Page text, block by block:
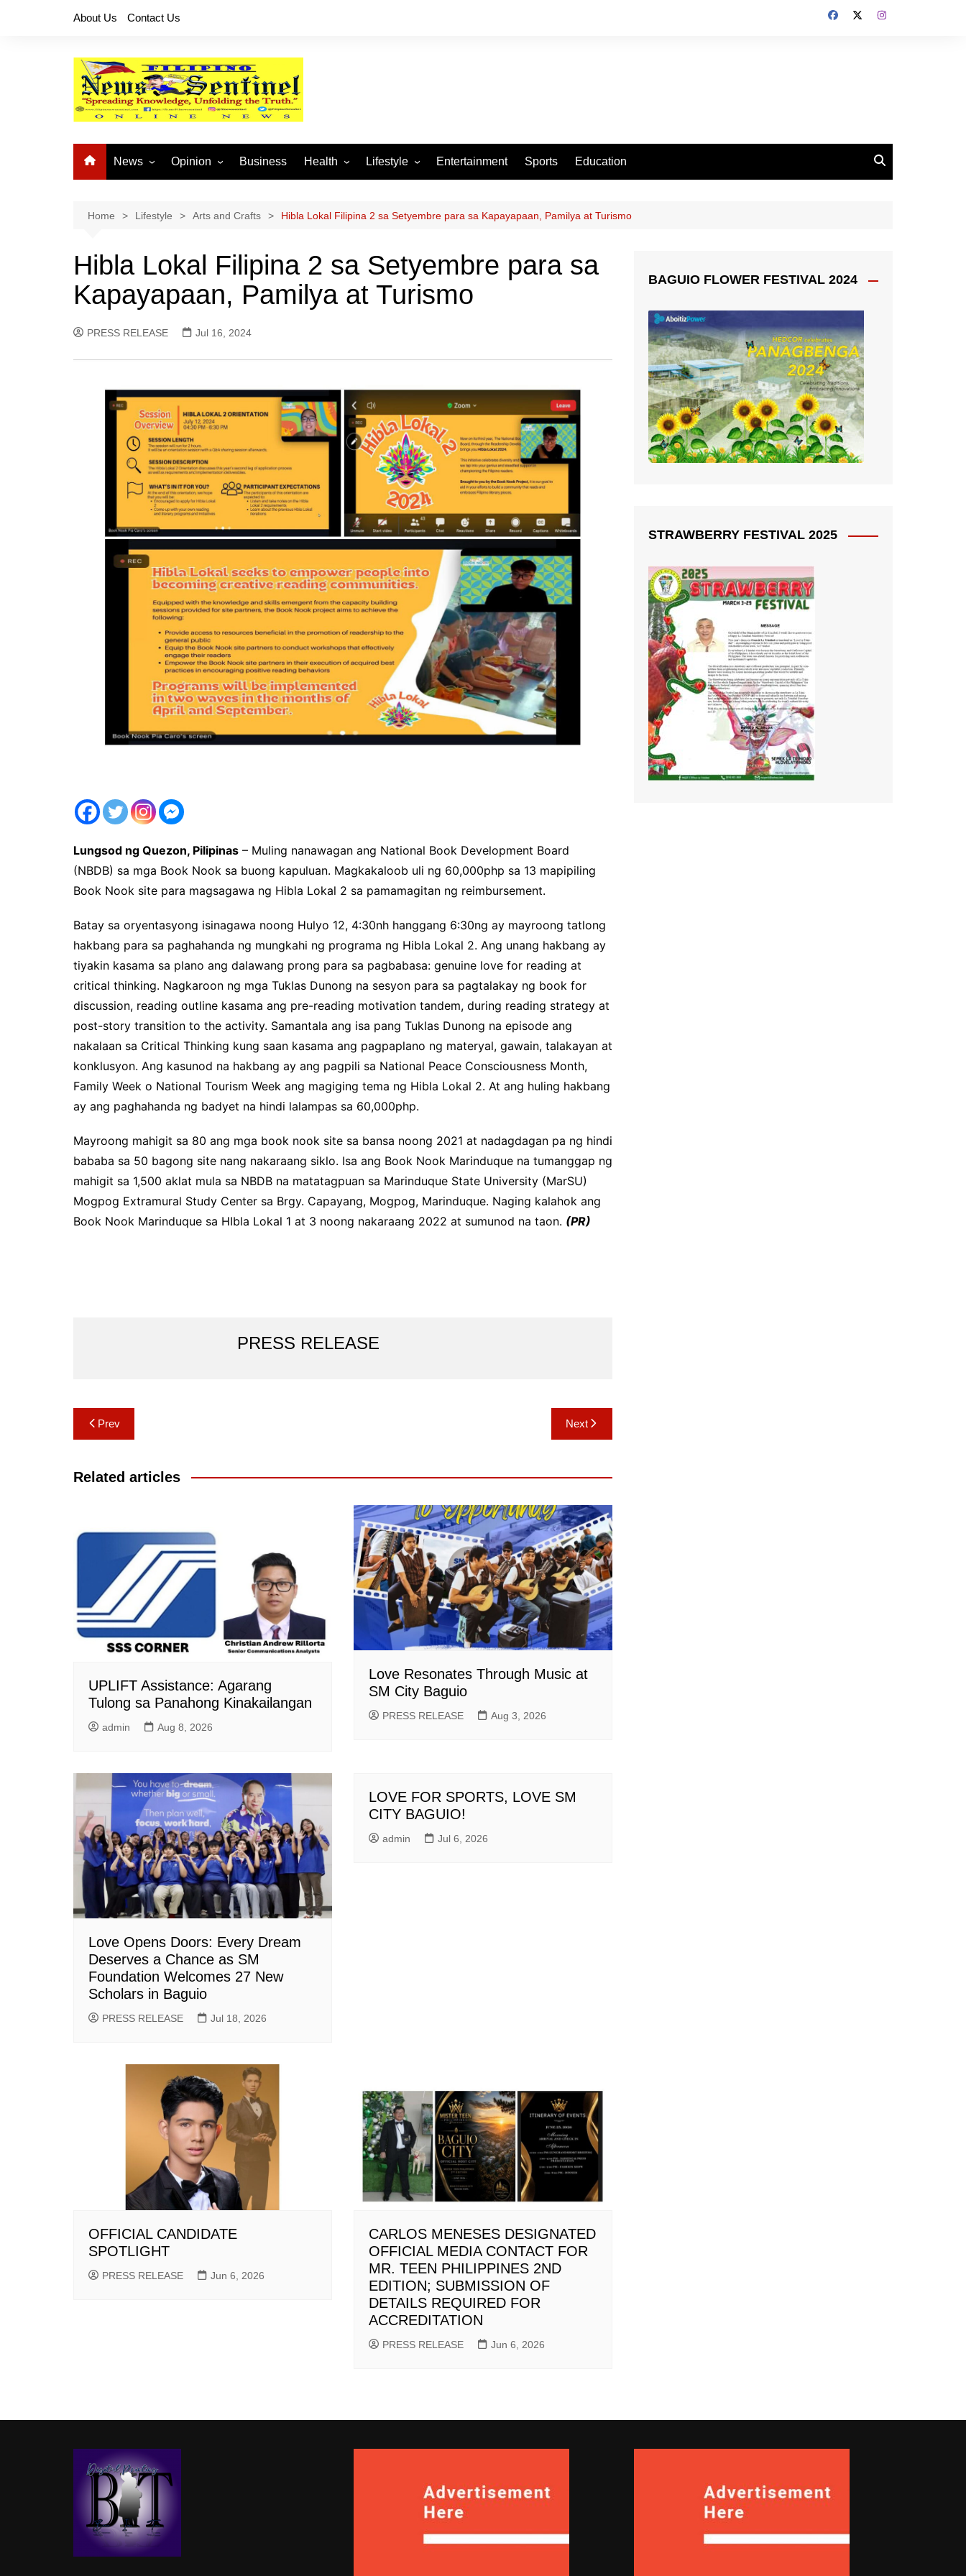
About Us Contact Us
News
National News
Provincial News
Opinion
Buhay OFW
Business Health Lifestyle
Arts and Crafts
Fashion
Home and Parenting
Entertainment Sports Education
Home Lifestyle Arts and Crafts Hibla Lokal Filipina 2 sa Setyembre para sa Kapayapaan, Pamilya at Turismo
Hibla Lokal Filipina 2 sa Setyembre para sa
Kapayapaan, Pamilya at Turismo
PRESS RELEASE Jul 16, 2024
Lungsod ng Quezon, Pilipinas – Muling nanawagan ang National Book Development Board
(NBDB) sa mga Book Nook sa buong kapuluan. Magkakaloob uli ng 60,000php sa 13 mapipiling
Book Nook site para magsagawa ng Hibla Lokal 2 sa pamamagitan ng reimbursement.
Batay sa oryentasyong isinagawa noong Hulyo 12, 4:30nh hanggang 6:30ng ay mayroong tatlong
hakbang para sa paghahanda ng mungkahi ng programa ng Hibla Lokal 2. Ang unang hakbang ay
tiyakin kasama sa plano ang dalawang prong para sa pagbabasa: genuine love for reading at
critical thinking. Nagkaroon ng mga Tuklas Dunong na sesyon para sa pagtalakay ng book for
discussion, reading outline kasama ang pre-reading motivation tandem, during reading strategy at
post-story transition to the activity. Samantala ang isa pang Tuklas Dunong na episode ang
nakalaan sa Critical Thinking kung saan kasama ang pagpaplano ng materyal, gawain, talakayan at
konklusyon. Ang kasunod na hakbang ay ang pagpili sa National Peace Consciousness Month,
Family Week o National Tourism Week ang magiging tema ng Hibla Lokal 2. At ang huling hakbang
ay ang paghahanda ng badyet na hindi lalampas sa 60,000php.
Mayroong mahigit sa 80 ang mga book nook site sa bansa noong 2021 at nadagdagan pa ng hindi
bababa sa 50 bagong site nang nakaraang siklo. Isa ang Book Nook Marinduque na tumanggap ng
mahigit sa 1,500 aklat mula sa NBDB na matatagpuan sa Marinduque State University (MarSU)
Mogpog Extramural Study Center sa Brgy. Capayang, Mogpog, Marinduque. Naging kalahok ang
Book Nook Marinduque sa HIbla Lokal 1 at 3 noong nakaraang 2022 at sumunod na taon. (PR)
PRESS RELEASE
Post
navigation
Prev Next
Related articles
UPLIFT Assistance: Agarang
Tulong sa Panahong Kinakailangan
admin Aug 8, 2026
Love Resonates Through Music at
SM City Baguio
PRESS RELEASE Aug 3, 2026
Love Opens Doors: Every Dream
Deserves a Chance as SM
Foundation Welcomes 27 New
Scholars in Baguio
PRESS RELEASE Jul 18, 2026
LOVE FOR SPORTS, LOVE SM
CITY BAGUIO!
admin Jul 6, 2026
OFFICIAL CANDIDATE
SPOTLIGHT
PRESS RELEASE Jun 6, 2026
CARLOS MENESES DESIGNATED
OFFICIAL MEDIA CONTACT FOR
MR. TEEN PHILIPPINES 2ND
EDITION; SUBMISSION OF
DETAILS REQUIRED FOR
ACCREDITATION
PRESS RELEASE Jun 6, 2026
BAGUIO FLOWER FESTIVAL 2024
STRAWBERRY FESTIVAL 2025